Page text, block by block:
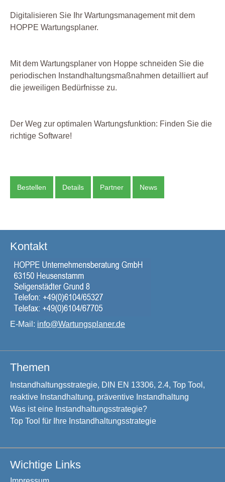
Digitalisieren Sie Ihr Wartungsmanagement mit dem
HOPPE Wartungsplaner.
Mit dem Wartungsplaner von Hoppe schneiden Sie die
periodischen Instandhaltungsmaßnahmen detailliert auf
die jeweiligen Bedürfnisse zu.
Der Weg zur optimalen Wartungsfunktion: Finden Sie die
richtige Software!
Bestellen Details Partner News
Kontakt
E-Mail: info@Wartungsplaner.de
Themen
Instandhaltungsstrategie, DIN EN 13306, 2.4, Top Tool,
reaktive Instandhaltung, präventive Instandhaltung
Was ist eine Instandhaltungsstrategie?
Top Tool für Ihre Instandhaltungsstrategie
Wichtige Links